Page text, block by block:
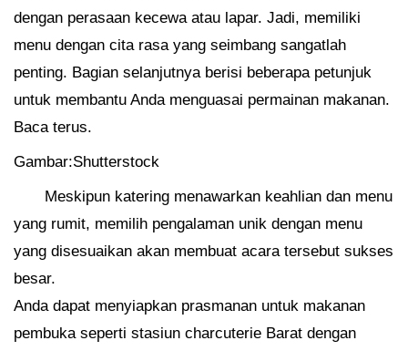
dengan perasaan kecewa atau lapar. Jadi, memiliki
menu dengan cita rasa yang seimbang sangatlah
penting. Bagian selanjutnya berisi beberapa petunjuk
untuk membantu Anda menguasai permainan makanan.
Baca terus.
Gambar:Shutterstock
Meskipun katering menawarkan keahlian dan menu
yang rumit, memilih pengalaman unik dengan menu
yang disesuaikan akan membuat acara tersebut sukses
besar.
Anda dapat menyiapkan prasmanan untuk makanan
pembuka seperti stasiun charcuterie Barat dengan